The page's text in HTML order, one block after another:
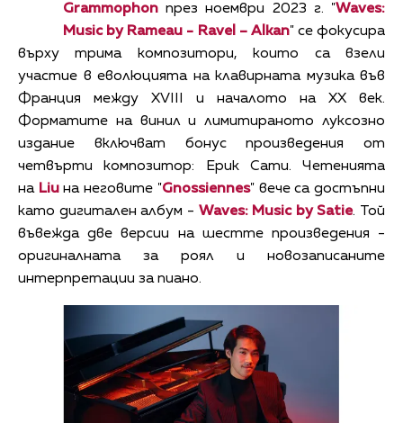
Grammophon през ноември 2023 г. "Waves:
Music by Rameau - Ravel – Alkan" се фокусира
върху трима композитори, които са взели
участие в еволюцията на клавирната музика във
Франция между XVIII и началото на XX век.
Форматите на винил и лимитираното луксозно
издание включват бонус произведения от
четвърти композитор: Ерик Сати. Четенията
на Liuна неговите "Gnossiennes" вече са достъпни
като дигитален албум - Waves: Music by Satie. Той
въвежда две версии на шестте произведения -
оригиналната за роял и новозаписаните
интерпретации за пиано.